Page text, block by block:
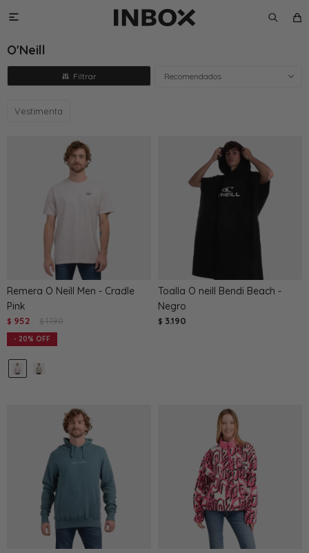

O'Neill
Recomendados
Vestimenta
Remera O Neill Men - Cradle
Pink
$ 952 $ 1.190
20
Toalla O neill Bendi Beach -
Negro
$ 3.190